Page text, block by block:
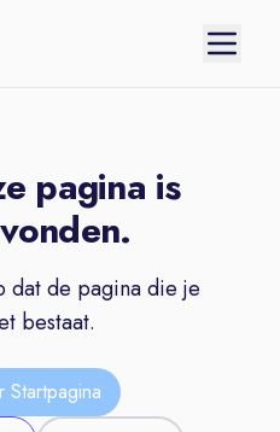
pagina is
de pagina die je
bestaat.
Startpagina